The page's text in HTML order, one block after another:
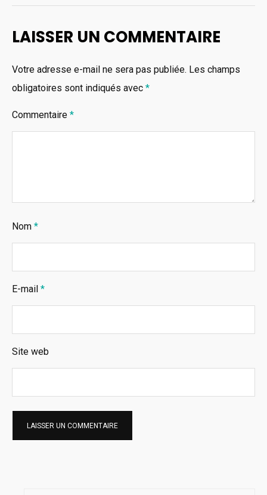
LAISSER UN COMMENTAIRE
Votre adresse e-mail ne sera pas publiée. Les champs
obligatoires sont indiqués avec *
Commentaire *
Nom *
E-mail *
Site web